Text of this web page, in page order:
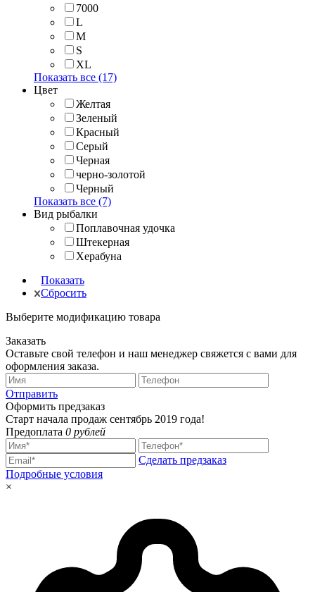
7000
L
M
S
XL
Показать все (17)
Цвет
Желтая
Зеленый
Красный
Серый
Черная
черно-золотой
Черный
Показать все (7)
Вид рыбалки
Поплавочная удочка
Штекерная
Херабуна
Показать
Сбросить
Выберите модификацию товара
Заказать
Оставьте свой телефон и наш менеджер свяжется с вами для
оформления заказа.
Отправить
Оформить предзаказ
Старт начала продаж сентябрь 2019 года!
Предоплата 0 рублей
Сделать предзаказ
Подробные условия
×